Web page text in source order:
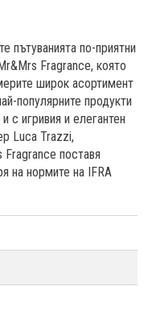
пътуванията по-приятни
Fragrance, която
широк асортимент
популярните продукти
с игривия и елегантен
Luca Trazzi,
поставя
на нормите на IFRA